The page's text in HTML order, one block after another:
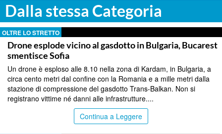
Dalla stessa Categoria
OLTRE LO STRETTO
Drone esplode vicino al gasdotto in Bulgaria, Bucarest
smentisce Sofia
Un drone è esploso alle 8.10 nella zona di Kardam, in Bulgaria, a
circa cento metri dal confine con la Romania e a mille metri dalla
stazione di compressione del gasdotto Trans-Balkan. Non si
registrano vittime né danni alle infrastrutture....
Continua a Leggere